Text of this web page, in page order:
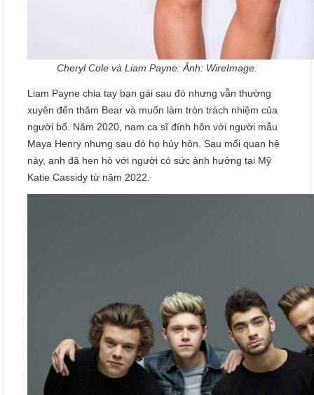
Cheryl Cole và Liam Payne: Ảnh: WireImage.
Liam Payne chia tay bạn gái sau đó nhưng vẫn thường
xuyên đến thăm Bear và muốn làm tròn trách nhiệm của
người bố. Năm 2020, nam ca sĩ đính hôn với người mẫu
Maya Henry nhưng sau đó họ hủy hôn. Sau mối quan hệ
này, anh đã hẹn hò với người có sức ảnh hưởng tại Mỹ
Katie Cassidy từ năm 2022.